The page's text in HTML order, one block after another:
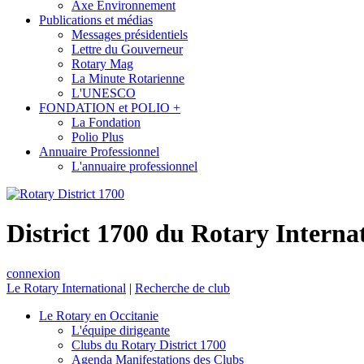
Axe Environnement
Publications et médias
Messages présidentiels
Lettre du Gouverneur
Rotary Mag
La Minute Rotarienne
L'UNESCO
FONDATION et POLIO +
La Fondation
Polio Plus
Annuaire Professionnel
L'annuaire professionnel
District 1700 du Rotary
connexion
Le Rotary International | Recherche de club
Le Rotary en Occitanie
L'équipe dirigeante
Clubs du Rotary District 1700
Agenda Manifestations des Clubs